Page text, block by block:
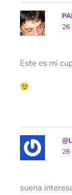
26
Este es mi
26
suena